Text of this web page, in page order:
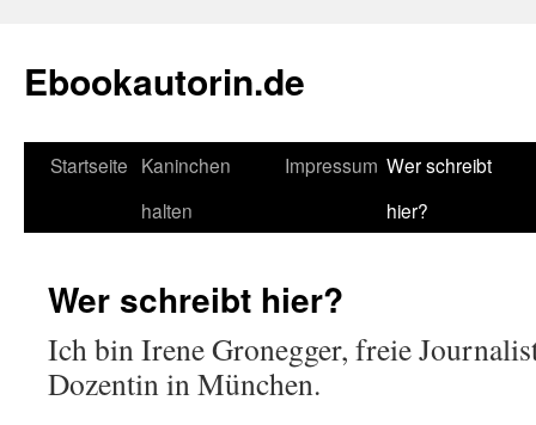
springen
Ebookautorin.de
Startseite Kaninchen
halten
Impressum Wer schreibt
hier?
Wer schreibt hier?
Ich bin Irene Gronegger, freie
Dozentin in München.